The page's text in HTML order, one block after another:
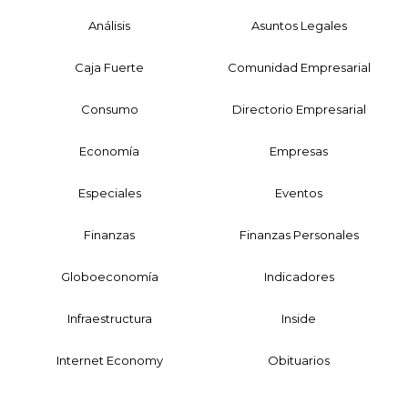
Análisis Asuntos Legales
Caja Fuerte Comunidad Empresarial
Consumo Directorio Empresarial
Economía Empresas
Especiales Eventos
Finanzas Finanzas Personales
Globoeconomía Indicadores
Infraestructura Inside
Internet Economy Obituarios